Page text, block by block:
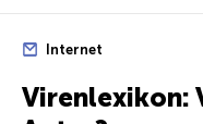
Internet
Virenlexikon: